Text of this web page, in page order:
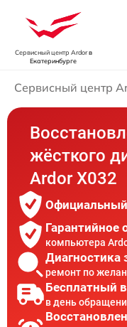
Сервисный центр Ardorв
Екатеринбурге
Сервисный центр
жёсткого
Ardor X032
Гарантийное
компьютера
Диагностика
ремонт по
Бесплатный
в день